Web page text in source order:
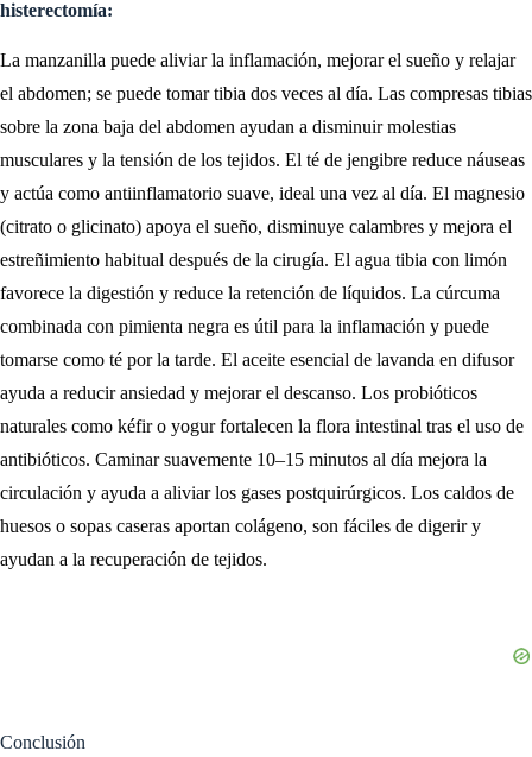
histerectomía:
La manzanilla puede aliviar la inflamación, mejorar el sueño y relajar
el abdomen; se puede tomar tibia dos veces al día. Las compresas tibias
sobre la zona baja del abdomen ayudan a disminuir molestias
musculares y la tensión de los tejidos. El té de jengibre reduce náuseas
y actúa como antiinflamatorio suave, ideal una vez al día. El magnesio
(citrato o glicinato) apoya el sueño, disminuye calambres y mejora el
estreñimiento habitual después de la cirugía. El agua tibia con limón
favorece la digestión y reduce la retención de líquidos. La cúrcuma
combinada con pimienta negra es útil para la inflamación y puede
tomarse como té por la tarde. El aceite esencial de lavanda en difusor
ayuda a reducir ansiedad y mejorar el descanso. Los probióticos
naturales como kéfir o yogur fortalecen la flora intestinal tras el uso de
antibióticos. Caminar suavemente 10–15 minutos al día mejora la
circulación y ayuda a aliviar los gases postquirúrgicos. Los caldos de
huesos o sopas caseras aportan colágeno, son fáciles de digerir y
ayudan a la recuperación de tejidos.
Conclusión